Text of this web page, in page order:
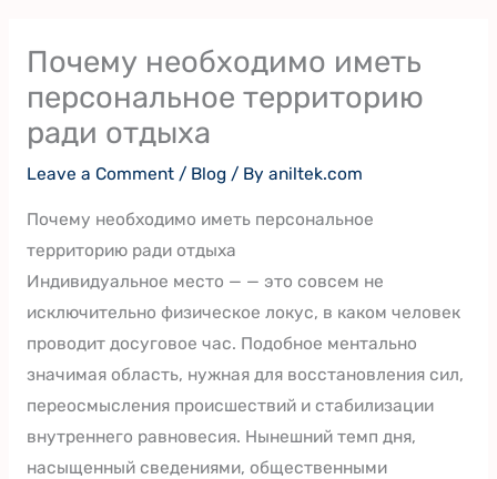
Почему необходимо иметь
персональное территорию
ради отдыха
Leave a Comment / Blog/ By aniltek.com
Почему необходимо иметь персональное
территорию ради отдыха
Индивидуальное место — — это совсем не
исключительно физическое локус, в каком человек
проводит досуговое час. Подобное ментально
значимая область, нужная для восстановления сил,
переосмысления происшествий и стабилизации
внутреннего равновесия. Нынешний темп дня,
насыщенный сведениями, общественными